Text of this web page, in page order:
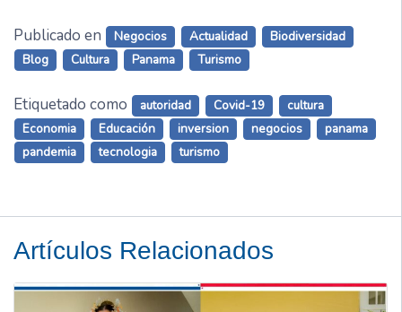
Publicado en Negocios Actualidad
Biodiversidad
Blog
Cultura Panama Turismo
Etiquetado como autoridad Covid-19
cultura
Economia
Educación inversion negocios
panama
pandemia
tecnologia turismo
Artículos Relacionados